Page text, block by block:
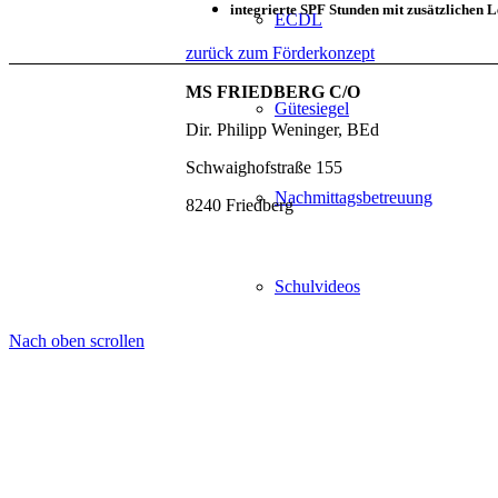
ECDL
Gütesiegel
Nachmittagsbetreuung
Schulvideos
integrierte SPF Stunden mit zusätzlichen
zurück zum Förderkonzept
MS FRIEDBERG C/O
Dir. Philipp Weninger, BEd
Schwaighofstraße 155
8240 Friedberg
Nach oben scrollen